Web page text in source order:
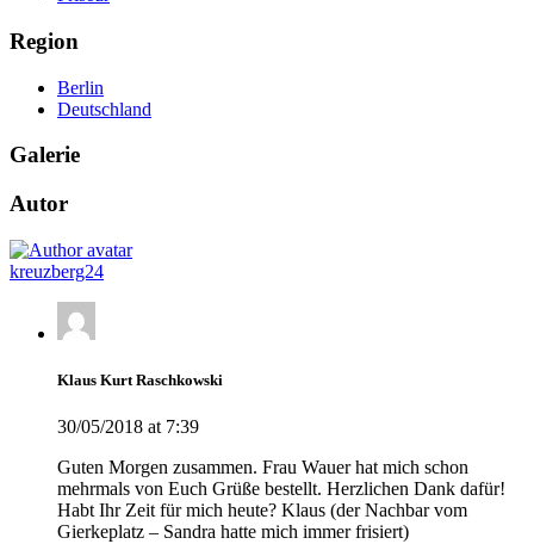
Region
Berlin
Deutschland
Galerie
Autor
kreuzberg24
Klaus Kurt Raschkowski
30/05/2018 at 7:39
Guten Morgen zusammen. Frau Wauer hat mich schon
mehrmals von Euch Grüße bestellt. Herzlichen Dank dafür!
Habt Ihr Zeit für mich heute? Klaus (der Nachbar vom
Gierkeplatz – Sandra hatte mich immer frisiert)